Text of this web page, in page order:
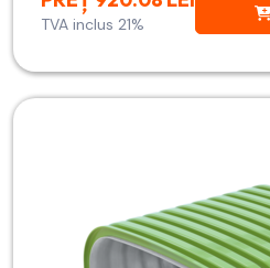
TVA inclus 21%